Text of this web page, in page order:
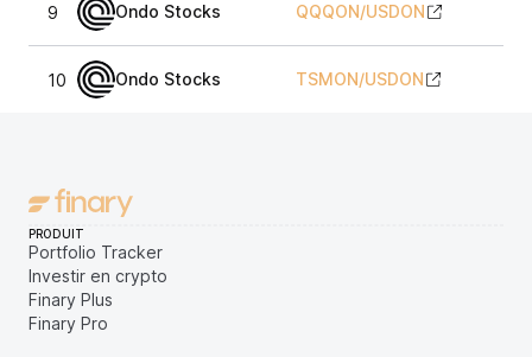
9 Ondo Stocks QQQON/USDON
10 Ondo Stocks TSMON/USDON
PRODUIT
Portfolio Tracker
Investir en crypto
Finary Plus
Finary Pro